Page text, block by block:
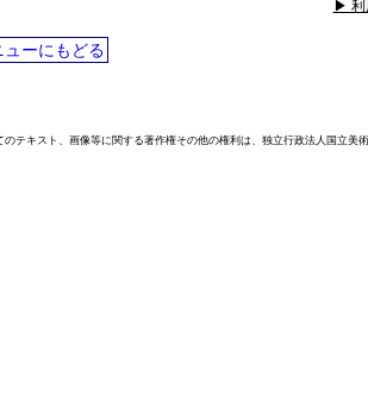
▶ 利
ューにもどる
のテキスト、画像等に関する著作権その他の権利は、独立行政法人国立